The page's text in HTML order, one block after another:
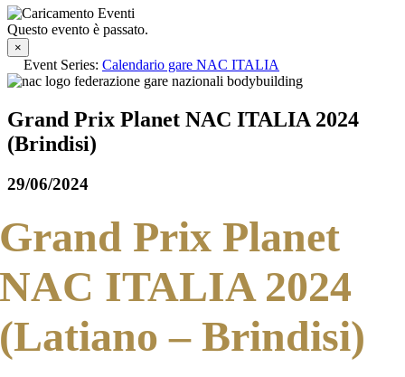
Questo evento è passato.
×
Event Series: Calendario gare NAC ITALIA
Grand Prix Planet NAC ITALIA 2024
(Brindisi)
29/06/2024
Grand Prix Planet
NAC ITALIA 2024
(Latiano – Brindisi)